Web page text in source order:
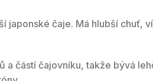
japonské čaje. Má hlubší chuť,
a částí čajovníku, takže bývá